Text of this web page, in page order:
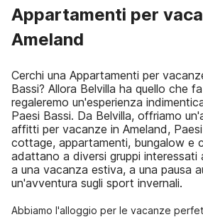
Appartamenti per
Ameland
Cerchi una Appartamenti per
Bassi? Allora Belvilla ha quello che
regaleremo un'esperienza
Paesi Bassi. Da Belvilla, offriamo
affitti per vacanze in Ameland,
cottage, appartamenti, bungalow e
adattano a diversi gruppi interessati
a una vacanza estiva, a una pausa
un'avventura sugli sport invernali.
Abbiamo l'alloggio per le vacanze